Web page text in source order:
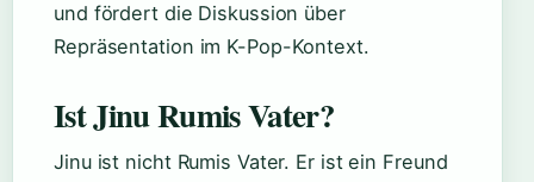
und fördert die Diskussion über
Repräsentation im K-Pop-Kontext.
Ist Jinu Rumis Vater?
Jinu ist nicht Rumis Vater. Er ist ein Freund